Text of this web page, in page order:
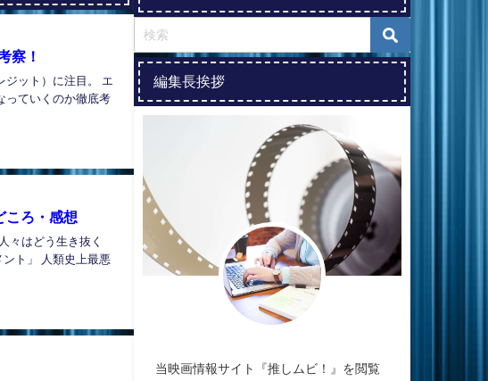
察！
ジット）に注目。 エ
っていくのか徹底考
ころ・感想
々はどう生き抜く
ト」 人類史上最悪
編集長挨拶
当映画情報サイト『推しムビ！』を閲覧